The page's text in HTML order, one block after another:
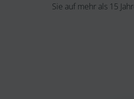
Sie auf mehr als 15